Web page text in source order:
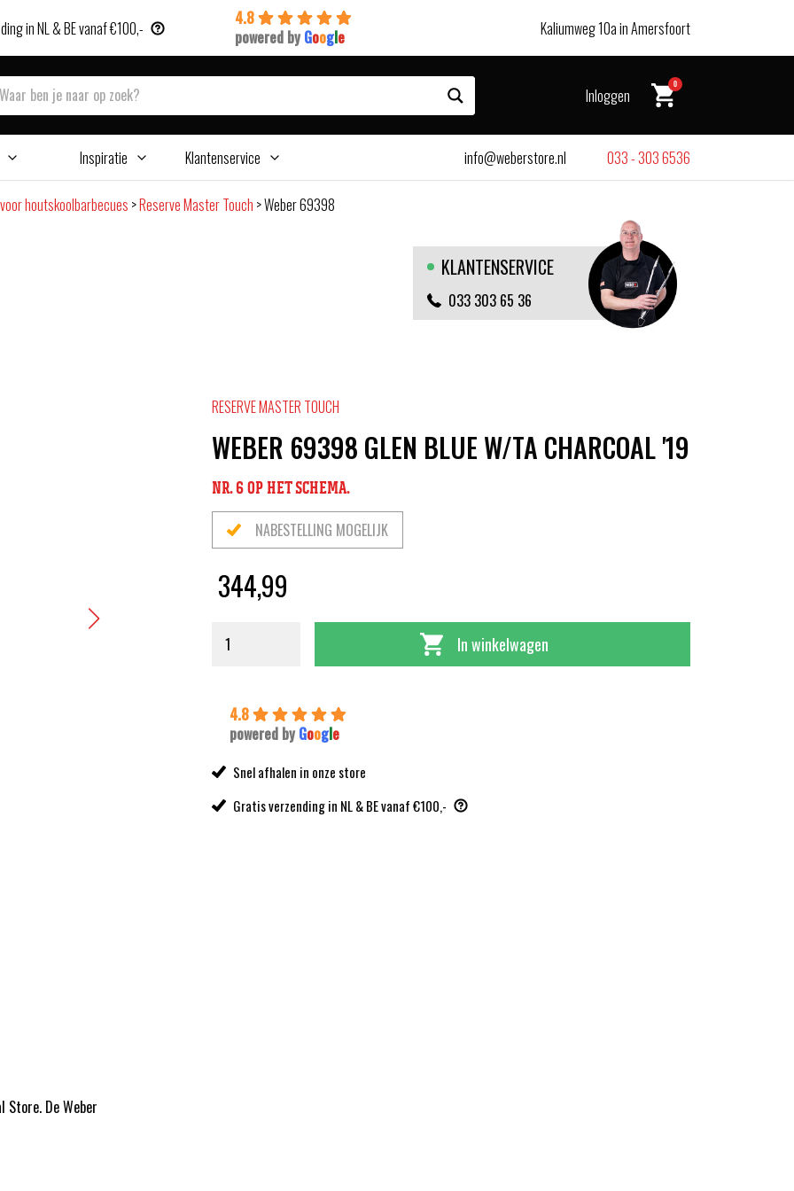
in NL & BE vanaf €100,-
4.8
powered by Google Kaliumweg 10a in Amersfoort
Inloggen
0
Inspiratie Klantenservice info@weberstore.nl 033 - 303 6536
houtskoolbarbecues >Reserve Master Touch >Weber 69398
KLANTENSERVICE
033 303 65 36
Store. De Weber
RESERVE MASTER TOUCH
WEBER 69398 GLEN BLUE W/TA CHARCOAL '19
NR. 6 OP HET SCHEMA.
NABESTELLING MOGELIJK
344,99
In winkelwagen
4.8
powered by Google
Snel afhalen in onze store
Gratis verzending in NL & BE vanaf €100,-